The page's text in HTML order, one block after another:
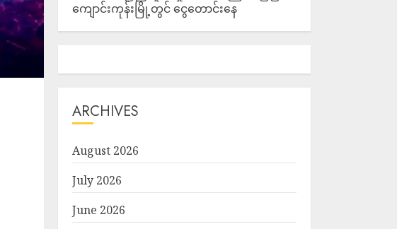
ကျောင်းကုန်းမြို့တွင် ငွေတောင်းနေ
ARCHIVES
August 2026
July 2026
June 2026